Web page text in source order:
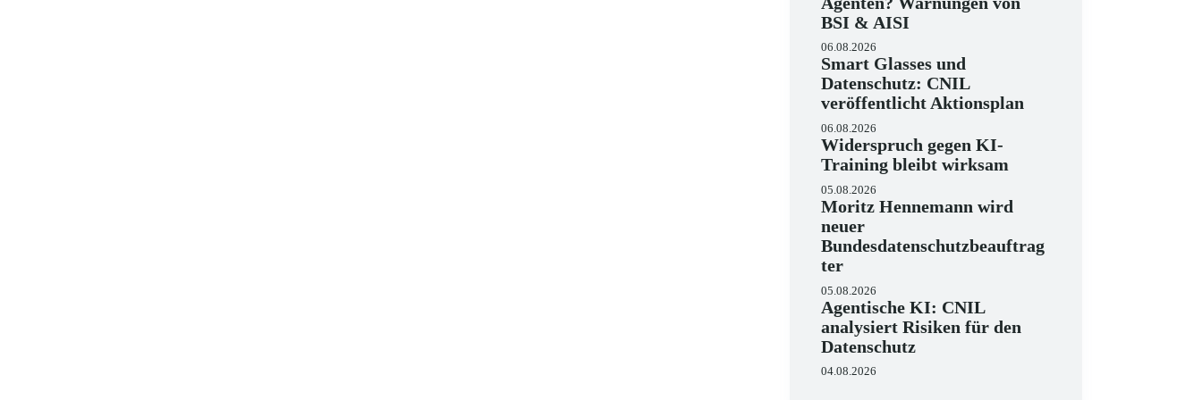
BSI & AISI
06.08.2026
Smart Glasses und
Datenschutz: CNIL
veröffentlicht Aktionsplan
06.08.2026
Widerspruch gegen KI-
Training bleibt wirksam
05.08.2026
Moritz Hennemann wird
neuer
Bundesdatenschutzbeauftrag
ter
05.08.2026
Agentische KI: CNIL
analysiert Risiken für den
Datenschutz
04.08.2026